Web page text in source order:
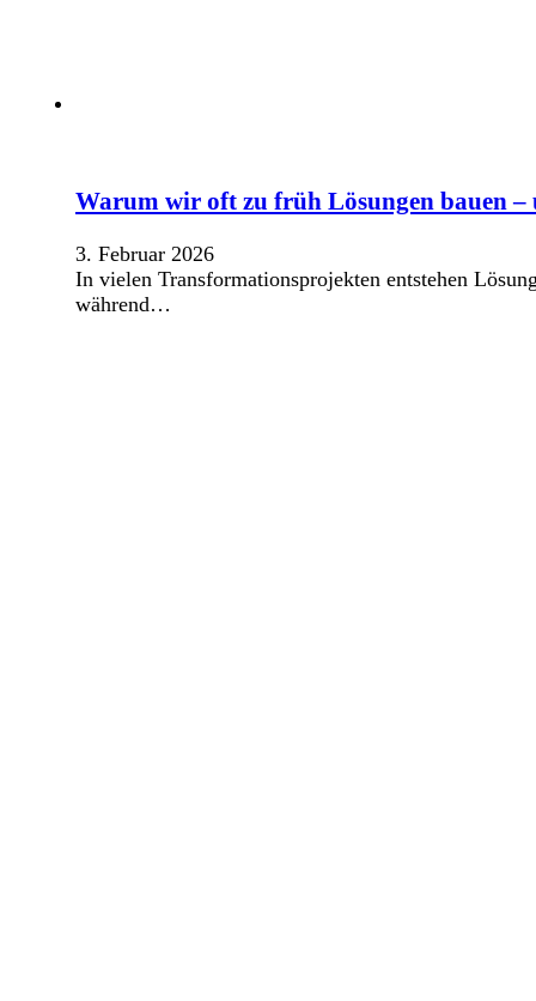
Warum wir oft zu früh Lösungen bauen
3. Februar 2026
In vielen Transformationsprojekten entstehen
während…